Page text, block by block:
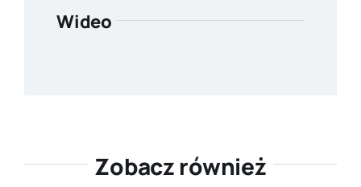
Wideo
Zobacz również